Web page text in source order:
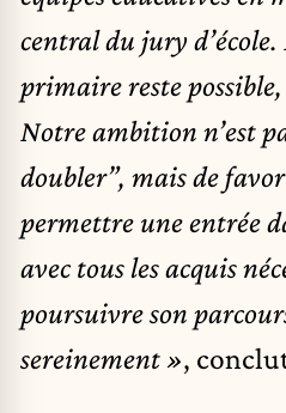
central du jury
primaire reste
Notre ambition n’est
doubler”, mais de
permettre une entrée
avec tous les acquis
poursuivre son
sereinement »,